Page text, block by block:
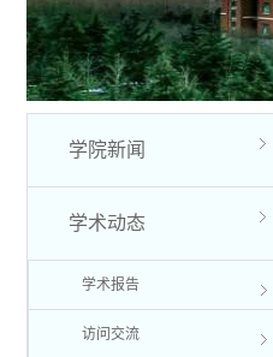
学院新闻
学术动态
学术报告
访问交流